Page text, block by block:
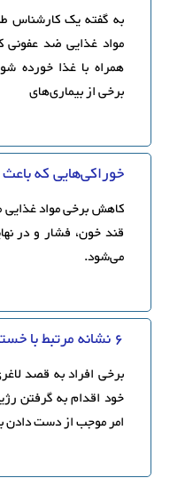
به گفته یک کار‌شناس
مواد غذایی ضد
همراه با غذا خورده
برخی از بیماری‌های
خوراکی‌هایی که
کاهش برخی مواد غذایی
قند خون، فشار و در
می‌شود.
6 نشانه مرتبط با خستگی ناشی از رژیم غذایی
برخی افراد به قصد
خود اقدام به گرفتن
امر موجب از دست دادن